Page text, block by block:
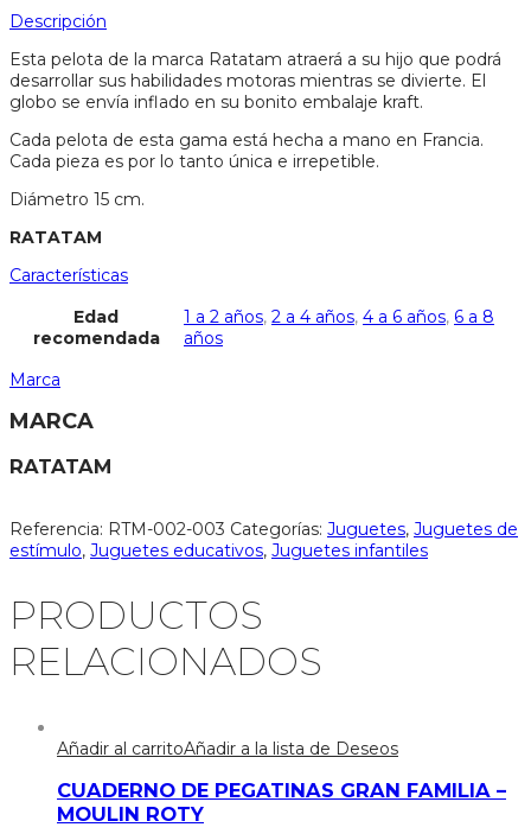
Descripción
Esta pelota de la marca Ratatam atraerá a su hijo que podrá
desarrollar sus habilidades motoras mientras se divierte. El
globo se envía inflado en su bonito embalaje kraft.
Cada pelota de esta gama está hecha a mano en Francia.
Cada pieza es por lo tanto única e irrepetible.
Diámetro 15 cm.
RATATAM
Características
Edad
recomendada
1 a 2 años, 2 a 4 años, 4 a 6 años, 6 a 8
años
Marca
MARCA
RATATAM
Referencia: RTM-002-003 Categorías: Juguetes, Juguetes de
estímulo, Juguetes educativos, Juguetes infantiles
PRODUCTOS
RELACIONADOS
Añadir al carritoAñadir a la lista de Deseos
CUADERNO DE PEGATINAS GRAN FAMILIA –
MOULIN ROTY